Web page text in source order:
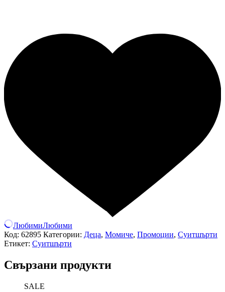
ЛюбимиЛюбими
Код: 62895 Категории: Деца, Момиче, Промоции, Суитшърти
Етикет: Суитшърти
Свързани продукти
SALE